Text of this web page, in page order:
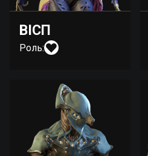
ВІСП
Роль: